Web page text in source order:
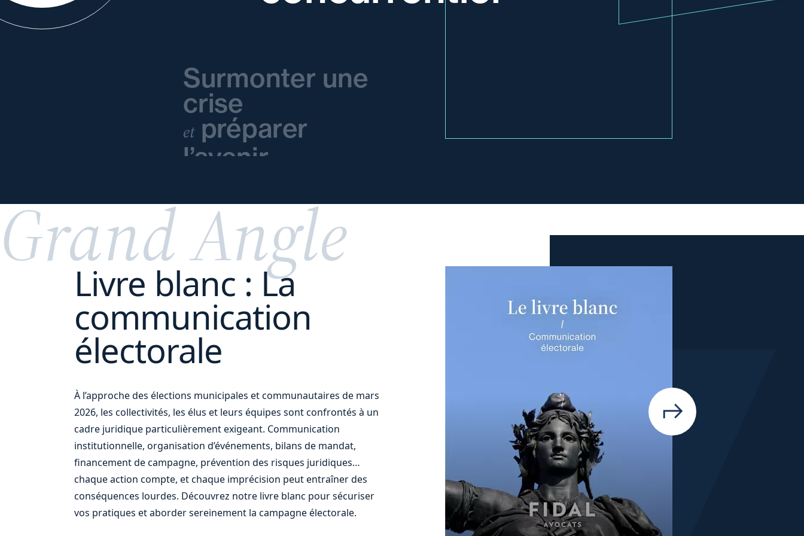
Surmonter une
crise
etpréparer
l’avenir
vos
Grand Angle
Livre blanc : La
communication
électorale
À l’approche des élections municipales et communautaires de mars
2026, les collectivités, les élus et leurs équipes sont confrontés à un
cadre juridique particulièrement exigeant. Communication
institutionnelle, organisation d’événements, bilans de mandat,
financement de campagne, prévention des risques juridiques…
chaque action compte, et chaque imprécision peut entraîner des
conséquences lourdes. Découvrez notre livre blanc pour sécuriser
vos pratiques et aborder sereinement la campagne électorale.